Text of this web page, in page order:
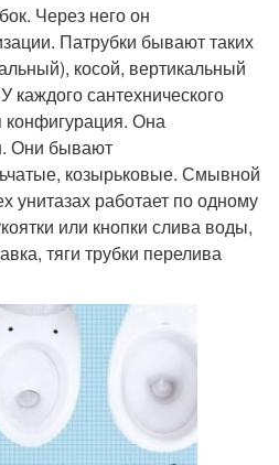
Через него он
Патрубки бывают таких
косой, вертикальный
каждого сантехнического
конфигурация. Она
Они бывают
козырьковые. Смывной
унитазах работает по одному
или кнопки слива воды,
тяги трубки перелива